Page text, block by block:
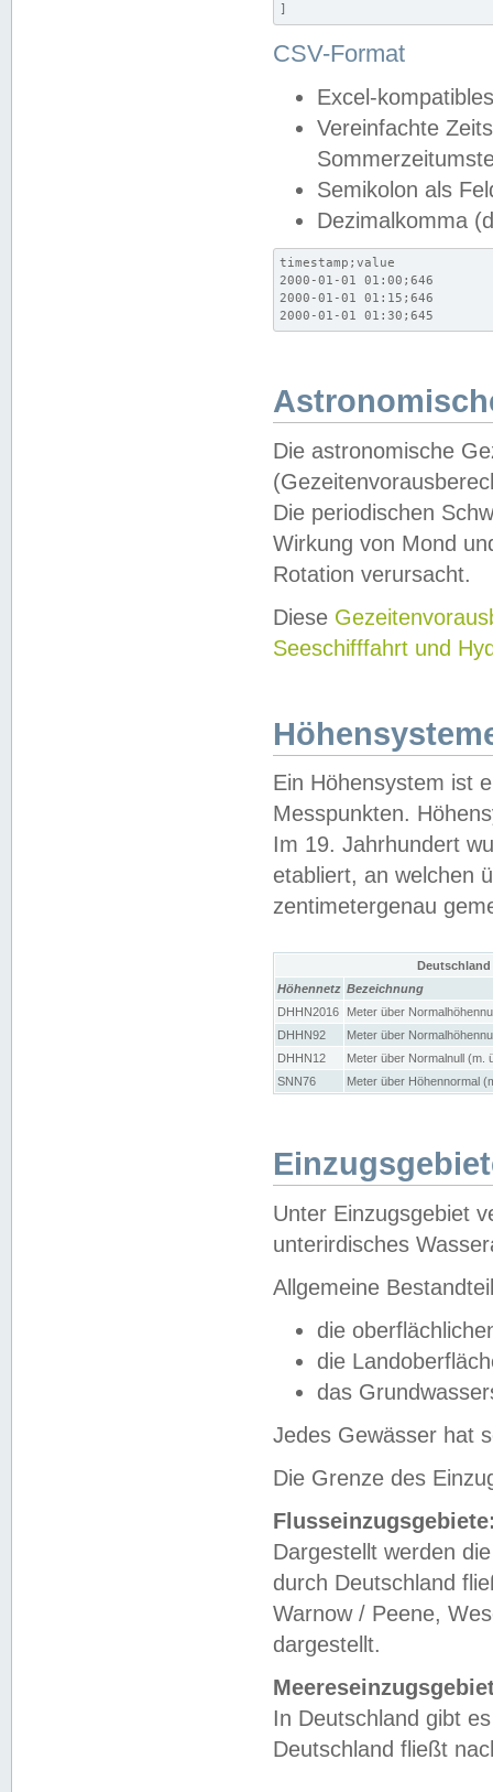
]
CSV-Format
Excel-
Vereinfachte
Semikolon als
Dezimalkomma
timestamp;value
2000-01-01 01:00;646
2000-01-01 01:15;646
2000-01-01 01:30;645
Die astronomische
Die periodischen
Wirkung von Mond
Rotation verursacht.
Diese
Seeschifffahrt und
Ein Höhensystem ist
Messpunkten.
Im 19. Jahrhundert
etabliert, an welchen
zentimetergenau
Höhennetz Bezeichnung
DHHN2016
Meter über
DHHN92
Meter über
DHHN12
Meter über Normalnull (m.
SNN76
Meter über Höhennormal
Unter Einzugsgebiet
unterirdisches
Allgemeine
die
die
das
Jedes Gewässer hat
Die Grenze des
Dargestellt werden
durch Deutschland
Warnow / Peene,
dargestellt.
In Deutschland gibt
Deutschland fließt